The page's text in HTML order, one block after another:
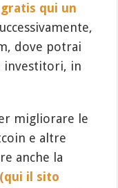
qui un
dove potrai
investitori, in
migliorare le
e altre
anche la
il sito